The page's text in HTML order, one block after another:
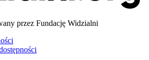
przez Fundację Widzialni